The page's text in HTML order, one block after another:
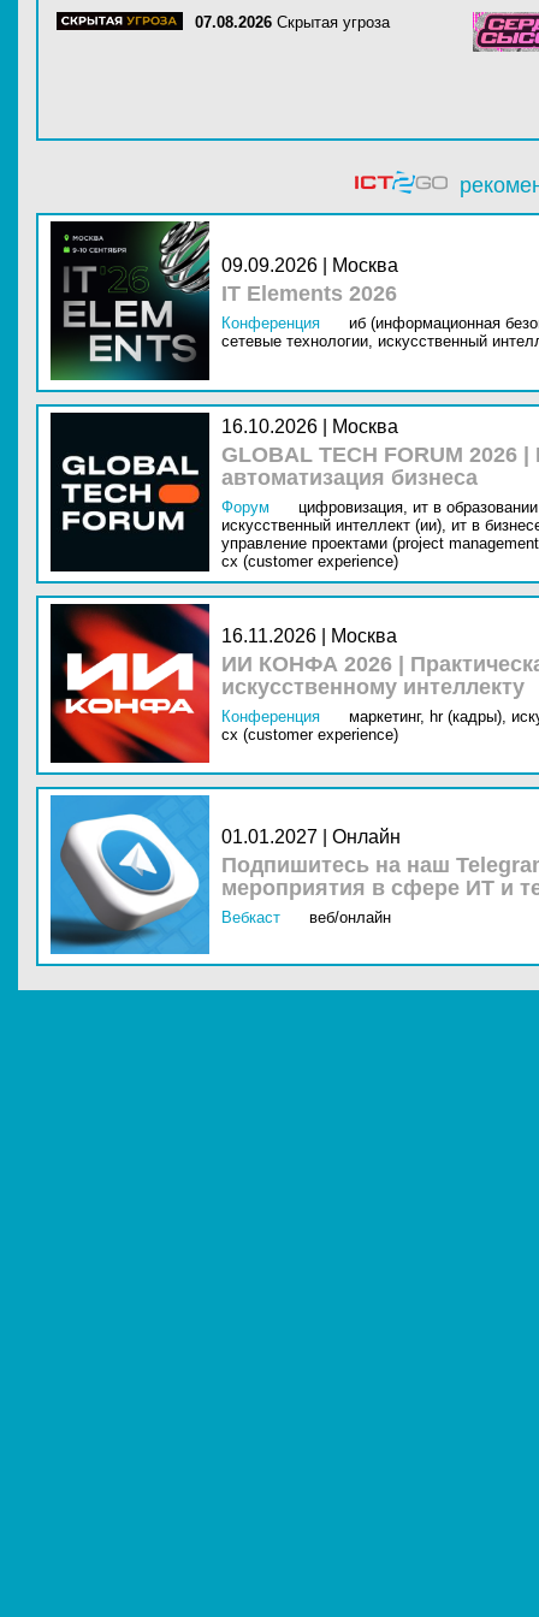
07.08.2026 Скрытая угроза
09.09.2026 | Москва
IT Elements 2026
Конференция
иб (информационная
сетевые технологии, искусственный
16.10.2026 | Москва
GLOBAL TECH FORUM
автоматизация бизнеса
Форум цифровизация, ит в
искусственный интеллект (ии), ит в
управление проектами (project
cx (customer experience)
16.11.2026 | Москва
ИИ КОНФА 2026 |
искусственному интеллекту
Конференция маркетинг, hr (кадры),
cx (customer experience)
01.01.2027 | Онлайн
Подпишитесь на наш
мероприятия в сфере ИТ и
Вебкаст веб/онлайн